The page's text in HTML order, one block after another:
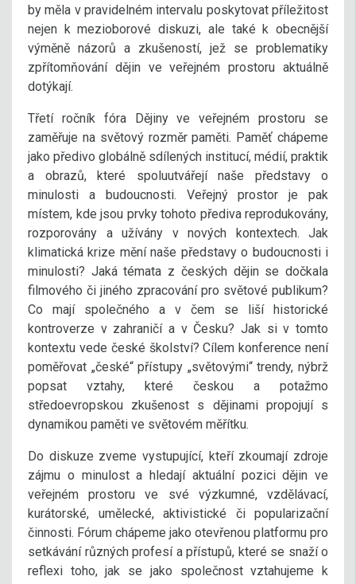
by měla v pravidelném intervalu poskytovat příležitost
nejen k mezioborové diskuzi, ale také k obecnější
výměně názorů a zkušeností, jež se problematiky
zpřítomňování dějin ve veřejném prostoru aktuálně
dotýkají.
Třetí ročník fóra Dějiny ve veřejném prostoru se
zaměřuje na světový rozměr paměti. Paměť chápeme
jako předivo globálně sdílených institucí, médií, praktik
a obrazů, které spoluutvářejí naše představy o
minulosti a budoucnosti. Veřejný prostor je pak
místem, kde jsou prvky tohoto přediva reprodukovány,
rozporovány a užívány v nových kontextech. Jak
klimatická krize mění naše představy o budoucnosti i
minulosti? Jaká témata z českých dějin se dočkala
filmového či jiného zpracování pro světové publikum?
Co mají společného a v čem se liší historické
kontroverze v zahraničí a v Česku? Jak si v tomto
kontextu vede české školství? Cílem konference není
poměřovat „české“ přístupy „světovými“ trendy, nýbrž
popsat vztahy, které českou a potažmo
středoevropskou zkušenost s dějinami propojují s
dynamikou paměti ve světovém měřítku.
Do diskuze zveme vystupující, kteří zkoumají zdroje
zájmu o minulost a hledají aktuální pozici dějin ve
veřejném prostoru ve své výzkumné, vzdělávací,
kurátorské, umělecké, aktivistické či popularizační
činnosti. Fórum chápeme jako otevřenou platformu pro
setkávání různých profesí a přístupů, které se snaží o
reflexi toho, jak se jako společnost vztahujeme k